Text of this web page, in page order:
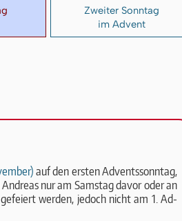
Zweiter Sonntag
im Advent
auf den ers­ten Ad­vents­sonn­tag,
nur am Sams­tag da­vor oder an
wer­den, je­doch nicht am 1. Ad­